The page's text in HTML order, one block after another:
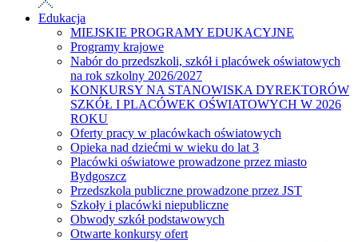
Edukacja
MIEJSKIE PROGRAMY EDUKACYJNE
Programy krajowe
Nabór do przedszkoli, szkół i placówek oświatowych
na rok szkolny 2026/2027
KONKURSY NA STANOWISKA DYREKTORÓW
SZKÓŁ I PLACÓWEK OŚWIATOWYCH W 2026
ROKU
Oferty pracy w placówkach oświatowych
Opieka nad dziećmi w wieku do lat 3
Placówki oświatowe prowadzone przez miasto
Bydgoszcz
Przedszkola publiczne prowadzone przez JST
Szkoły i placówki niepubliczne
Obwody szkół podstawowych
Otwarte konkursy ofert